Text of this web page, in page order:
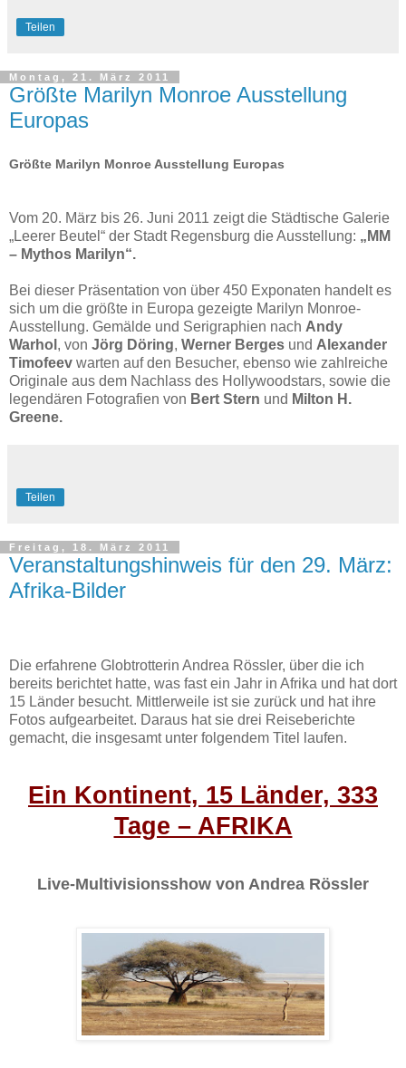
Teilen
Montag, 21. März 2011
Größte Marilyn Monroe Ausstellung
Europas
Größte Marilyn Monroe Ausstellung Europas
Vom 20. März bis 26. Juni 2011 zeigt die Städtische Galerie
„Leerer Beutel“ der Stadt Regensburg die Ausstellung: „MM
– Mythos Marilyn“.
Bei dieser Präsentation von über 450 Exponaten handelt es
sich um die größte in Europa gezeigte Marilyn Monroe-
Ausstellung. Gemälde und Serigraphien nach Andy
Warhol , von Jörg Döring, Werner Berges und Alexander
Timofeev warten auf den Besucher, ebenso wie zahlreiche
Originale aus dem Nachlass des Hollywoodstars, sowie die
legendären Fotografien von Bert Stern und Milton H.
Greene.
Teilen
Freitag, 18. März 2011
Veranstaltungshinweis für den 29. März:
Afrika-Bilder
Die erfahrene Globtrotterin Andrea Rössler, über die ich
bereits berichtet hatte, was fast ein Jahr in Afrika und hat dort
15 Länder besucht. Mittlerweile ist sie zurück und hat ihre
Fotos aufgearbeitet. Daraus hat sie drei Reiseberichte
gemacht, die insgesamt unter folgendem Titel laufen.
Ein Kontinent, 15 Länder, 333
Tage – AFRIKA
Live-Multivisionsshow von Andrea Rössler